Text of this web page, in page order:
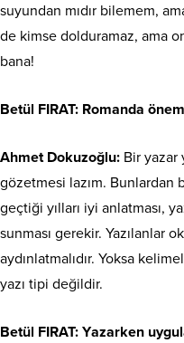
suyundan mıdır bilemem,
de kimse dolduramaz, ama
bana!
Betül FIRAT: Romanda
Ahmet Dokuzoğlu: Bir yazar
gözetmesi lazım. Bunlardan
geçtiği yılları iyi anlatması,
sunması gerekir. Yazılanlar
aydınlatmalıdır. Yoksa
yazı tipi değildir.
Betül FIRAT: Yazarken